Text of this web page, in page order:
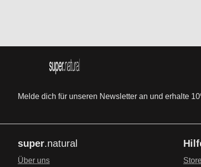
Melde dich für unseren Newsletter an und erhalte
super.natural
Über uns